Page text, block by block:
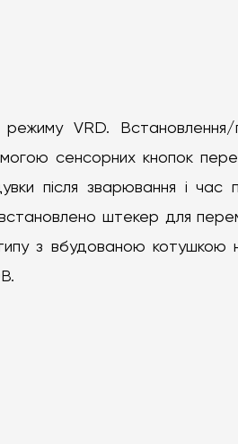
VRD. Встановлення/
сенсорних кнопок
після зварювання і час
штекер для
з вбудованою котушкою